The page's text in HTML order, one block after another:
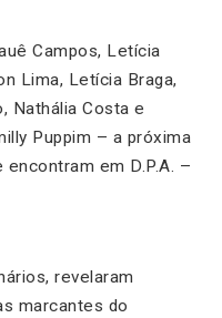
Campos, Letícia
Lima, Letícia Braga,
Nathália Costa e
Puppim – a próxima
em D.P.A. –
revelaram
marcantes do